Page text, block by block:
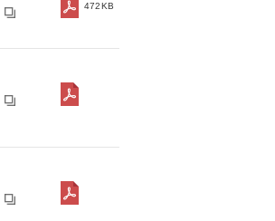
472KB